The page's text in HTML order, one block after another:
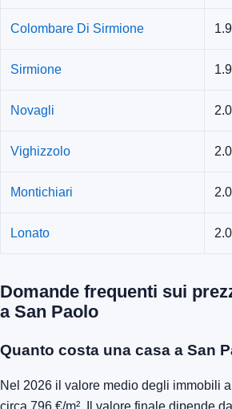
Colombare Di Sirmione
Sirmione
Novagli
Vighizzolo
Montichiari
Lonato
Domande frequenti sui
a San Paolo
Quanto costa una casa a San
Nel 2026 il valore medio degli immobili
circa 796 €/m². Il valore finale dipende